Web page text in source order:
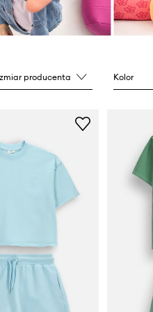
producenta Kolor